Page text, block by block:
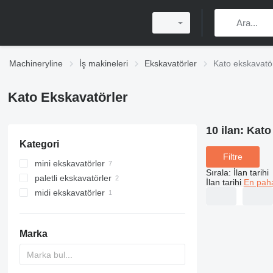
Machineryline İş makineleri Ekskavatörler Kato
Kato Ekskavatörler
Kategori
mini ekskavatörler
paletli ekskavatörler
midi ekskavatörler
Marka
10 ilan:
Filtre
Sırala: İlan tarihi
İlan tarihi En